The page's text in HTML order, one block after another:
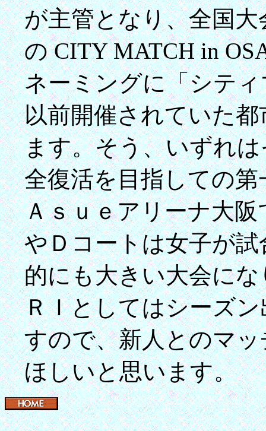
が主管となり、全国
の CITY MATCH in
ネーミングに「シテ
以前開催されていた
ます。そう、いずれ
全復活を目指しての
Ａｓｕｅアリーナ大
やＤコートは女子が
的にも大きい大会に
ＲＩとしてはシーズ
すので、新人とのマ
ほしいと思います。